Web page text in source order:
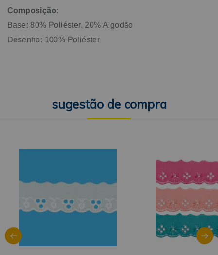
Composição:
Base: 80% Poliéster, 20% Algodão
Desenho: 100% Poliéster